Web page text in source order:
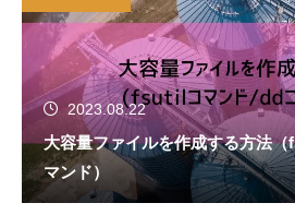
2023.08.22
大容量ファイルを作成する方法
マンド）